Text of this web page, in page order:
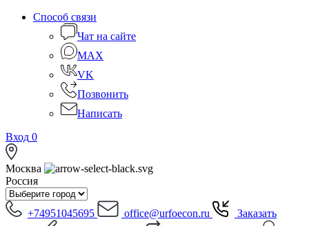
Способ связи
Чат на сайте
MAX
VK
Позвонить
Написать
Вход 0
Москва
Россия
+74951045695 office@urfoecon.ru
Заказать